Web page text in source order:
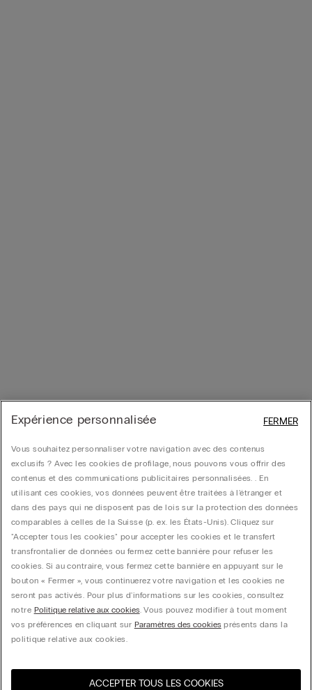
Expérience personnalisée
Vous souhaitez personnaliser votre navigation avec des contenus
exclusifs ? Avec les cookies de profilage, nous pouvons vous offrir des
contenus et des communications publicitaires personnalisées. . En
utilisant ces cookies, vos données peuvent être traitées à l'étranger et
dans des pays qui ne disposent pas de lois sur la protection des données
comparables à celles de la Suisse (p. ex. les États-Unis). Cliquez sur
"Accepter tous les cookies" pour accepter les cookies et le transfert
transfrontalier de données ou fermez cette bannière pour refuser les
cookies. Si au contraire, vous fermez cette bannière en appuyant sur le
bouton « Fermer », vous continuerez votre navigation et les cookies ne
seront pas activés. Pour plus d'informations sur les cookies, consultez
notre Politique relative aux cookies. Vous pouvez modifier à tout moment
vos préférences en cliquant sur Paramètres des cookiesprésents dans la
politique relative aux cookies.
ACCEPTER TOUS LES COOKIES
FERMER